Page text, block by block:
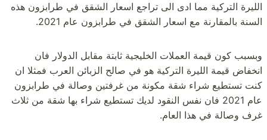
الليرة التركية مما ادى الى تراجع اسعار الشقق في طرابزون هذه
السنة بالمقارنة مع اسعار الشقق في طرابزون عام 2021.
وبسبب كون قيمة العملات الخليجية ثابتة مقابل الدولار فان
انخفاض قيمة الليرة التركية هو في صالح الزبائن العرب فمثلا ان
كنت تستطيع شراء شقة مكونة من غرفتين وصالة في طرابزون
عام 2021 فان نفس النقود لديك تستطيع شراء بها شقة من ثلاث
غرف وصالة في هذا العام.